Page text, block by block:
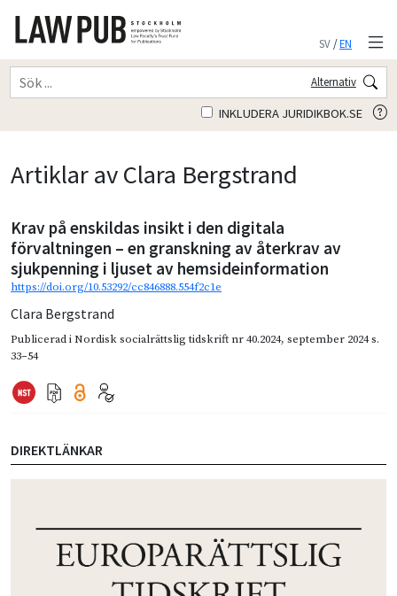
SV/EN
Alternativ
INKLUDERA JURIDIKBOK.SE
Artiklar av Clara Bergstrand
Krav på enskildas insikt i den digitala
förvaltningen – en granskning av återkrav av
sjukpenning i ljuset av hemsideinformation
https://doi.org/10.53292/cc846888.554f2c1e
Clara Bergstrand
Publicerad iNordisk socialrättslig tidskrift nr 40.2024, september 2024s.
33–54
DIREKTLÄNKAR